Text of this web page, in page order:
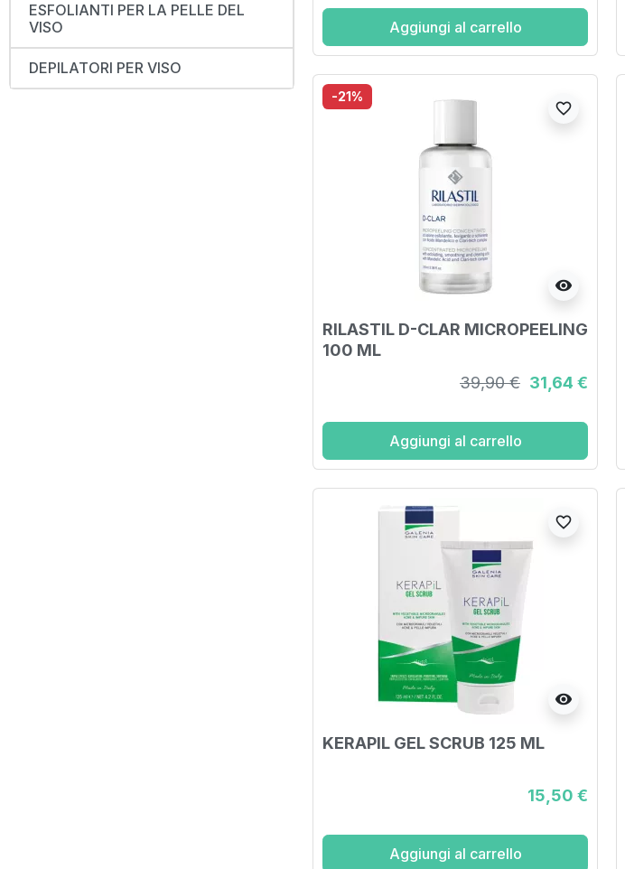
ESFOLIANTI PER LA PELLE DEL
VISO
DEPILATORI PER VISO
Aggiungi al carrello
-21%
visibility
favorite_border
RILASTIL D-CLAR MICROPEELING
100 ML
39,90 € 31,64 €
Aggiungi al carrello
visibility
favorite_border
KERAPIL GEL SCRUB 125 ML
15,50 €
Aggiungi al carrello